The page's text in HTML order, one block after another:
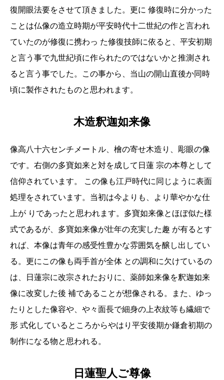
復開眼法要をさせて頂きました。更に 修復時に分かった
ことは仏像の造立時期が平安時代十二世紀の作と言われ
ていたのが修復に携わっ た修復技師に依ると、平安初期
と言う事で九世紀頃に作られたのではないかと推測され
ると言う事でした。この事から、当山の開山直後か同時
頃に製作されたものと思われます。
木造釈迦如来像
像高八十六センチメートル、檜の寄せ木造り、彫眼の像
です。右側の多寶如来と対を成して日蓮 宗の本尊として
信仰されています。 この像も江戸時代に同じように表面
処理をされています。当初は今よりも、より華やかな仕
上が りであったと思われます。多寶如来像とほぼ似た様
式であるが、多寶如来像が壮年の充実した趣 が有るとす
れば、本像は青年の感受性豊かな雰囲気を醸し出してい
る。更にこの像も両手首が全体 との調和に欠けているの
は、日蓮宗に改宗されたおりに、薬師如来像を釈迦如来
像に改変した後 補であることが想像される。また、ゆっ
たりとした像容や、や々面長で細身の上衣紋等も繊細で
形 式化しているところからやはり平安後期か鎌倉初期の
制作になる物と思われる。
日蓮聖人ご尊像